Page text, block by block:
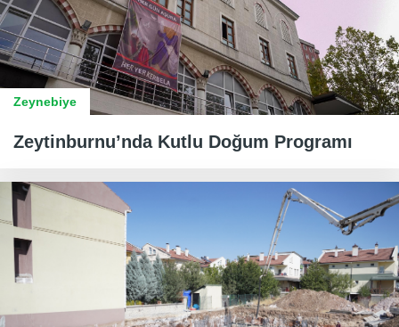
Zeynebiye
Zeytinburnu’nda Kutlu Doğum Programı